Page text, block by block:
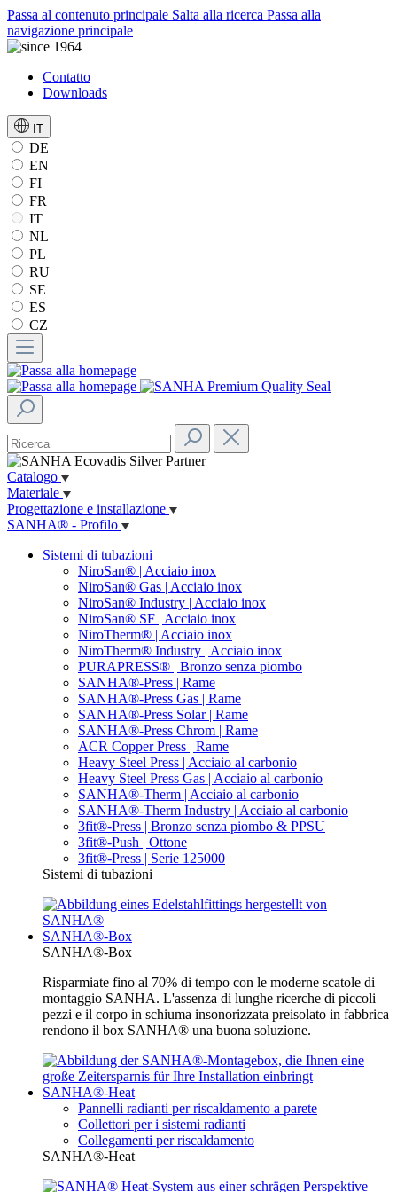
Passa al contenuto principale Salta alla ricerca Passa alla
navigazione principale
Contatto
Downloads
IT
DE
EN
FI
FR
IT
NL
PL
RU
SE
ES
CZ
Catalogo
Materiale
Progettazione e installazione
SANHA® - Profilo
Sistemi di tubazioni
NiroSan® | Acciaio inox
NiroSan® Gas | Acciaio inox
NiroSan® Industry | Acciaio inox
NiroSan® SF | Acciaio inox
NiroTherm® | Acciaio inox
NiroTherm® Industry | Acciaio inox
PURAPRESS® | Bronzo senza piombo
SANHA®-Press | Rame
SANHA®-Press Gas | Rame
SANHA®-Press Solar | Rame
SANHA®-Press Chrom | Rame
ACR Copper Press | Rame
Heavy Steel Press | Acciaio al carbonio
Heavy Steel Press Gas | Acciaio al carbonio
SANHA®-Therm | Acciaio al carbonio
SANHA®-Therm Industry | Acciaio al carbonio
3fit®-Press | Bronzo senza piombo & PPSU
3fit®-Push | Ottone
3fit®-Press | Serie 125000
Sistemi di tubazioni
SANHA®-Box
SANHA®-Box
Risparmiate fino al 70% di tempo con le moderne scatole di
montaggio SANHA. L'assenza di lunghe ricerche di piccoli
pezzi e il corpo in schiuma insonorizzata preisolato in fabbrica
rendono il box SANHA® una buona soluzione.
SANHA®-Heat
Pannelli radianti per riscaldamento a parete
Collettori per i sistemi radianti
Collegamenti per riscaldamento
SANHA®-Heat